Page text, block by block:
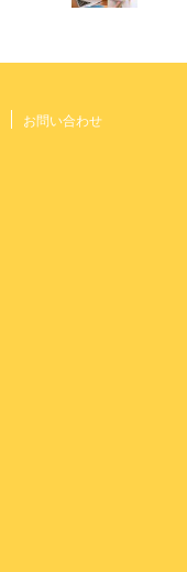
お問い合わせ